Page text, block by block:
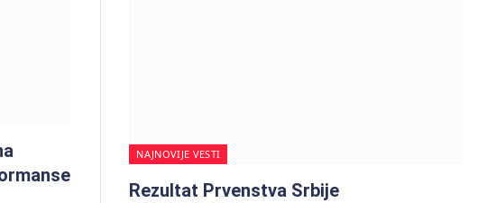
NAJNOVIJE VESTI
Rezultat Prvenstva Srbije